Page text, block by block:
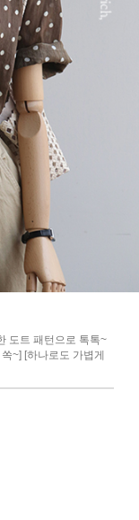
도트 패턴으로 톡톡~
~] [하나로도 가볍게